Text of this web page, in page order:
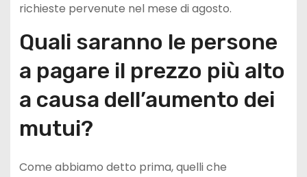
richieste pervenute nel mese di agosto.
Quali saranno le persone
a pagare il prezzo più alto
a causa dell’aumento dei
mutui?
Come abbiamo detto prima, quelli che